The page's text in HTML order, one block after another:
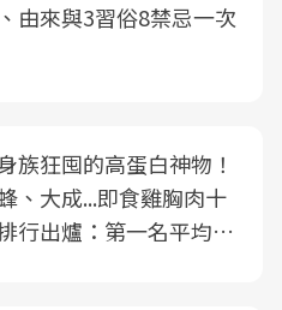
由來與3習俗8禁忌一次
族狂囤的高蛋白神物！
、大成...即食雞胸肉十
行出爐：第一名平均一